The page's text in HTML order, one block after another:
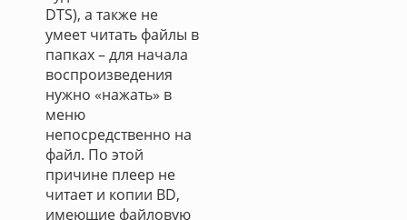
DTS), а также не
умеет читать файлы в
папках – для начала
воспроизведения
нужно «нажать» в
меню
непосредственно на
файл. По этой
причине плеер не
читает и копии BD,
имеющие файловую